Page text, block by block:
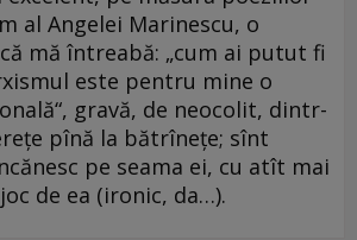
al Angelei Marinescu, o
mă întreabă: „cum ai putut fi
este pentru mine o
gravă, de neocolit, dintr-
pînă la bătrîneţe; sînt
pe seama ei, cu atît mai
de ea (ironic, da…).